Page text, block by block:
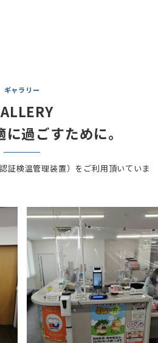
ギャラリー
過ごすために。
証検温管理装置）をご利用頂いていま